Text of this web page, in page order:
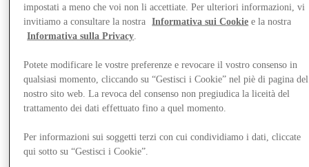
impostati a meno che voi non li accettiate. Per ulteriori informazioni, vi
invitiamo a consultare la nostra
Informativa sui Cookie e la nostra
Informativa sulla Privacy
Potete modificare le vostre preferenze e revocare il vostro consenso in
qualsiasi momento, cliccando su “Gestisci i Cookie” nel piè di pagina del
nostro sito web. La revoca del consenso non pregiudica la liceità del
trattamento dei dati effettuato fino a quel momento.
Per informazioni sui soggetti terzi con cui condividiamo i dati, cliccate
qui sotto su “Gestisci i Cookie”.